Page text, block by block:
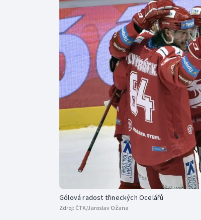
Curling
Dostihy
Florbal
Futsal
Gymnastika
Gólová radost třineckých Ocelářů
Zdroj: ČTK/Jaroslav Ožana